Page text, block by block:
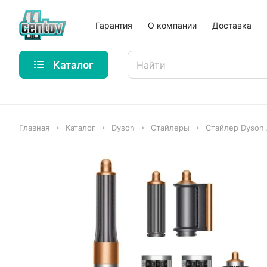
Гарантия О компании Доставка
Каталог
Главная Каталог Dyson Стайлеры Стайлер